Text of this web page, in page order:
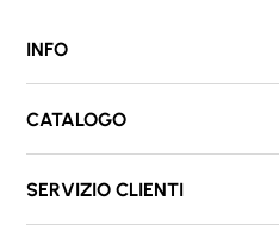
INFO
CATALOGO
SERVIZIO CLIENTI